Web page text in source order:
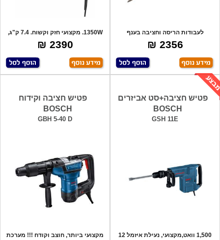
לעבודות הריסה וחציבה בענף
הבנין,מערכת בו
2356 ₪
1350W. מקצועי חזק וקשוח. 7.4 ק"ג,
בעל מע
2390 ₪
פטיש חציבה+סט אביזרים
BOSCH
GSH 11E
1,500 וואט,מקצועי, נעילת איזמל 12
פטיש חציבה וקידוח
BOSCH
GBH 5-40 D
מקצועי ביותר, חוצב וקודח !!! מערכת